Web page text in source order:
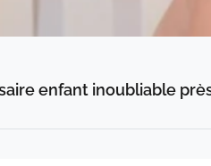
enfant inoubliable